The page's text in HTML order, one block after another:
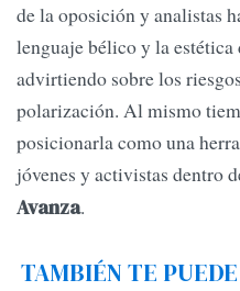
de la oposición y analistas
lenguaje bélico y la estética
advirtiendo sobre los
polarización. Al mismo
posicionarla como una
jóvenes y activistas dentro
Avanza.
TAMBIÉN TE